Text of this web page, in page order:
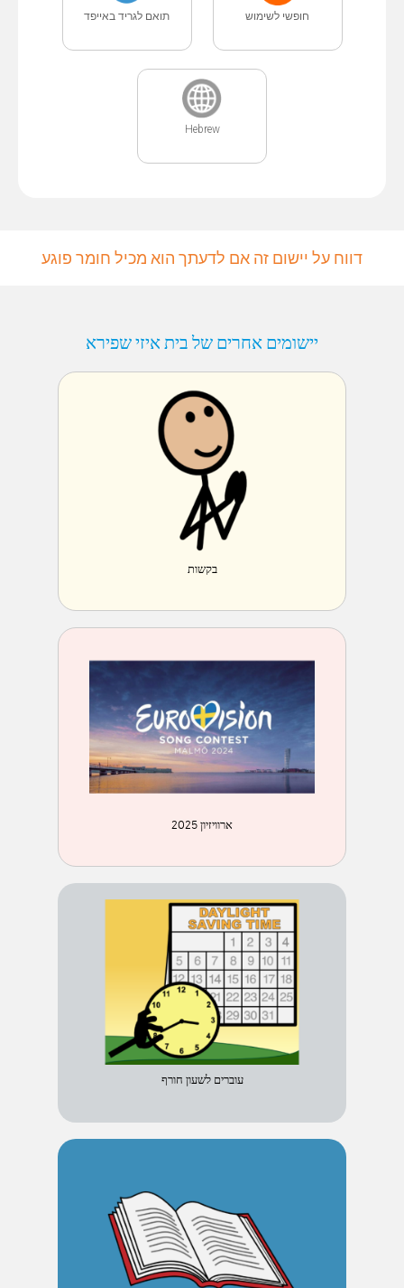
חופשי לשימוש תואם לגריד באייפד
Hebrew
דווח על יישום זה אם לדעתך הוא מכיל חומר פוגע
יישומים אחרים של בית איזי שפירא
בקשות
ארוויזיון 2025
עוברים לשעון חורף